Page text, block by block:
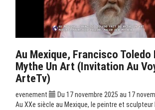
Au Mexique, Francisco Toledo
Mythe Un Art (Invitation Au
ArteTv)
evenement
Du 17 novembre 2025 au 17
Au XXe siècle au Mexique, le peintre et sculpteur